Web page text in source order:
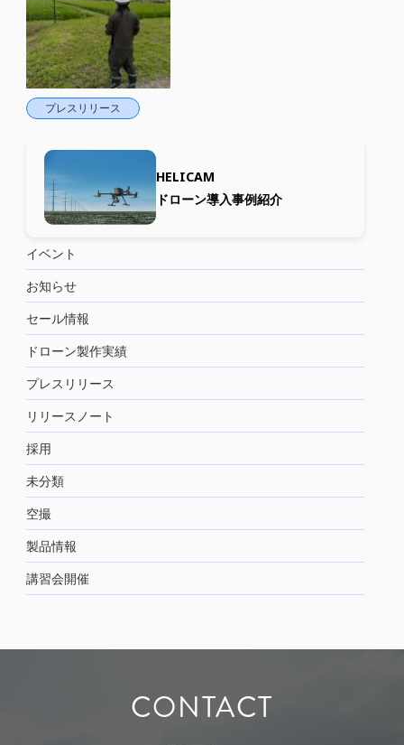
プレスリリース
HELICAM
ドローン導入事例紹介
イベント
お知らせ
セール情報
ドローン製作実績
プレスリリース
リリースノート
採用
未分類
空撮
製品情報
講習会開催
CONTACT